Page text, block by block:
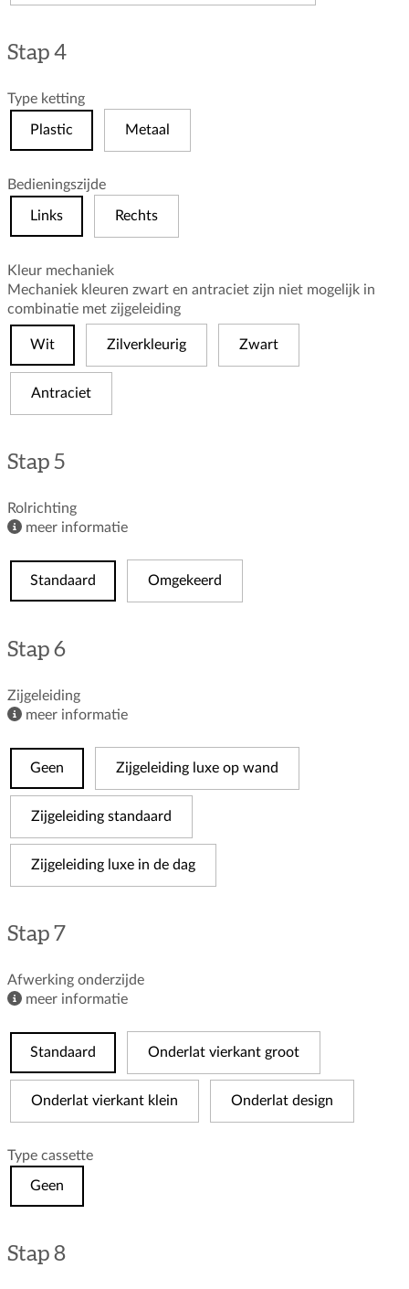
Stap 4
Type ketting
Plastic Metaal
Bedieningszijde
Links Rechts
Kleur mechaniek
Mechaniek kleuren zwart en antraciet zijn niet mogelijk in
combinatie met zijgeleiding
Wit Zilverkleurig Zwart
Antraciet
Stap 5
Rolrichting
meer informatie
Standaard Omgekeerd
Stap 6
Zijgeleiding
meer informatie
Geen Zijgeleiding luxe op wand
Zijgeleiding standaard
Zijgeleiding luxe in de dag
Stap 7
Afwerking onderzijde
meer informatie
Standaard Onderlat vierkant groot
Onderlat vierkant klein Onderlat design
Type cassette
Geen
Stap 8